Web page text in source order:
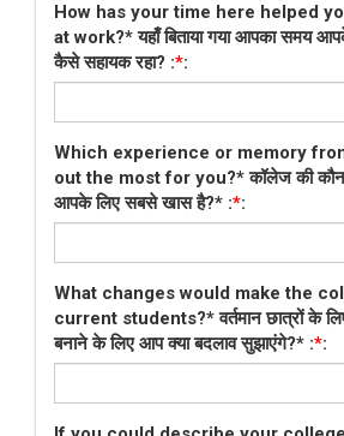
How has your time here helped
at work?* यहाँ बिताया गया आपका समय
कैसे सहायक रहा? :*:
Which experience or memory
out the most for you?* कॉलेज की कौन
आपके लिए सबसे खास है?* :*:
What changes would make the
current students?* वर्तमान छात्रों के
बनाने के लिए आप क्या बदलाव सुझाएंगे?* :*: